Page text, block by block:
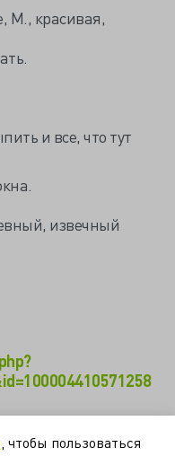
М., красивая,
и все, что тут
извечный
, чтобы пользоваться